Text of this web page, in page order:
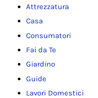
Attrezzatura
Casa
Consumatori
Fai da Te
Giardino
Guide
Lavori Domestici